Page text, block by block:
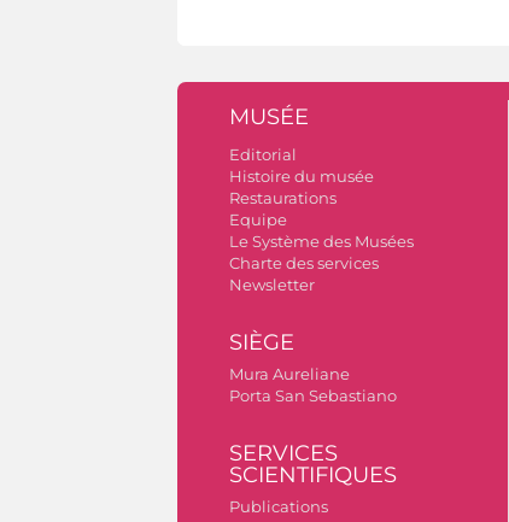
MUSÉE
Editorial
Histoire du musée
Restaurations
Equipe
Le Système des Musées
Charte des services
Newsletter
SIÈGE
Mura Aureliane
Porta San Sebastiano
SERVICES
SCIENTIFIQUES
Publications